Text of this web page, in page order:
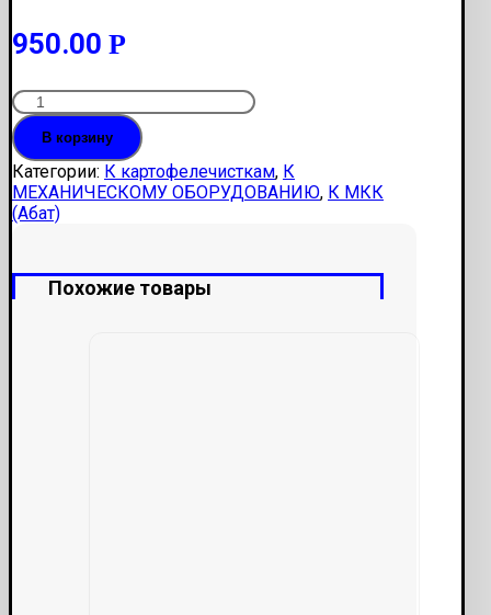
950.00 Р
Количество
Шкурка
цилиндра
МКК-300.66.002
(с
верхней
панелью
В корзину
Категории: К картофелечисткам, К
МЕХАНИЧЕСКОМУ ОБОРУДОВАНИЮ, К МКК
(Абат)
Похожие товары